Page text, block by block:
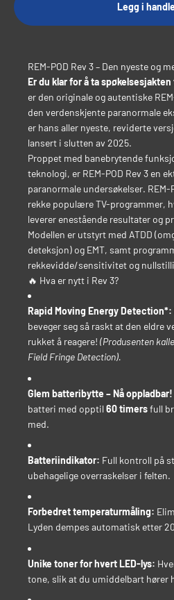
Legg i
REM-POD Rev 3 – Den nyeste og
Er du klar for å ta
er den originale og autentiske
den verdenskjente paranormale
er hans aller nyeste, reviderte
lansert i slutten av 2025.
Proppet med banebrytende
teknologi, er REM-POD Rev 3 en
paranormale undersøkelser.
rekke populære TV-programmer,
leverer enestående resultater og
Modellen er utstyrt med ATDD
deteksjon) og EMT, samt
rekkevidde/sensitivitet og
🔥 Hva er nytt i Rev 3?
Rapid Moving Energy Detection*:
beveger seg så raskt at den eldre
rukket å reagere! (Produsenten
Field Fringe Detection).
Glem batteribytte – Nå oppladbar!
batteri med opptil 60 timersfull
med.
Batteriindikator: Full kontroll på
ubehagelige overraskelser i felten.
Forbedret temperaturmåling:
Lyden dempes automatisk etter
Unike toner for hvert LED-lys:
tone, slik at du umiddelbart hører